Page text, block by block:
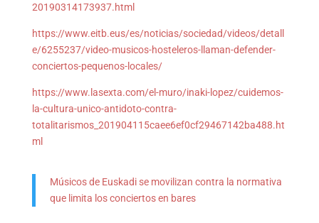
20190314173937.html
https://www.eitb.eus/es/noticias/sociedad/videos/detall
e/6255237/video-musicos-hosteleros-llaman-defender-
conciertos-pequenos-locales/
https://www.lasexta.com/el-muro/inaki-lopez/cuidemos-
la-cultura-unico-antidoto-contra-
totalitarismos_201904115caee6ef0cf29467142ba488.ht
ml
Músicos de Euskadi se movilizan contra la normativa
que limita los conciertos en bares